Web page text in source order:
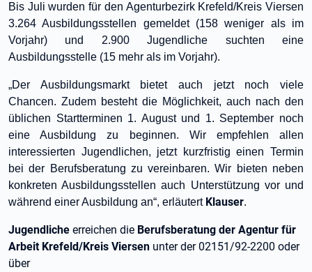
Bis Juli wurden für den Agenturbezirk Krefeld/Kreis Viersen
3.264 Ausbildungsstellen gemeldet (158 weniger als im
Vorjahr) und 2.900 Jugendliche suchten eine
Ausbildungsstelle (15 mehr als im Vorjahr).
„Der Ausbildungsmarkt bietet auch jetzt noch viele
Chancen. Zudem besteht die Möglichkeit, auch nach den
üblichen Startterminen 1. August und 1. September noch
eine Ausbildung zu beginnen. Wir empfehlen allen
interessierten Jugendlichen, jetzt kurzfristig einen Termin
bei der Berufsberatung zu vereinbaren. Wir bieten neben
konkreten Ausbildungsstellen auch Unterstützung vor und
während einer Ausbildung an“, erläutert Klauser.
Jugendliche erreichen die Berufsberatung der Agentur für
Arbeit Krefeld/Kreis Viersen unter der 02151/92-2200 oder
über